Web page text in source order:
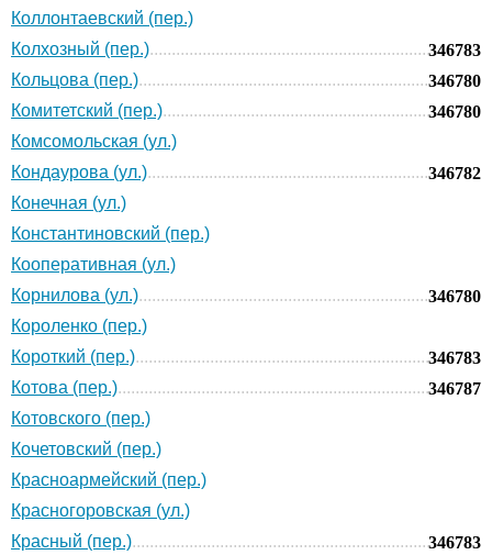
Коллонтаевский (пер.)
Колхозный (пер.)
346783
Кольцова (пер.)
346780
Комитетский (пер.)
346780
Комсомольская (ул.)
Кондаурова (ул.)
346782
Конечная (ул.)
Константиновский (пер.)
Кооперативная (ул.)
Корнилова (ул.)
346780
Короленко (пер.)
Короткий (пер.)
346783
Котова (пер.)
346787
Котовского (пер.)
Кочетовский (пер.)
Красноармейский (пер.)
Красногоровская (ул.)
Красный (пер.)
346783